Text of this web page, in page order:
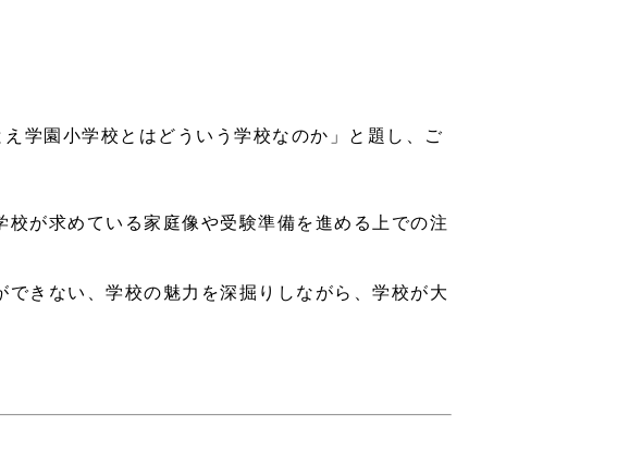
学園小学校とはどういう学校なのか」と題し、ご
が求めている家庭像や受験準備を進める上での注
きない、学校の魅力を深掘りしながら、学校が大